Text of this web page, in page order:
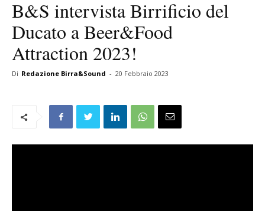
B&S intervista Birrificio del
Ducato a Beer&Food
Attraction 2023!
Di Redazione Birra&Sound - 20 Febbraio 2023